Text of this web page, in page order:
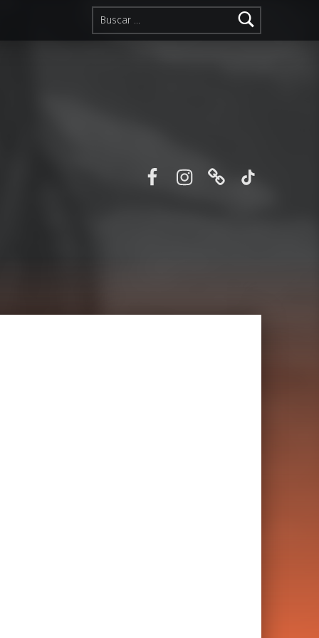
Buscar:
FacebookInstagram
Correo